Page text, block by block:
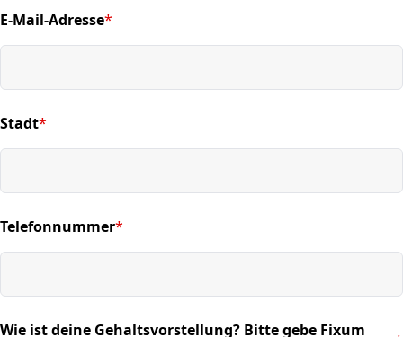
E-Mail-Adresse*
(required)
Stadt*
(required)
Telefonnummer*
(required)
Wie ist deine Gehaltsvorstellung? Bitte gebe Fixum